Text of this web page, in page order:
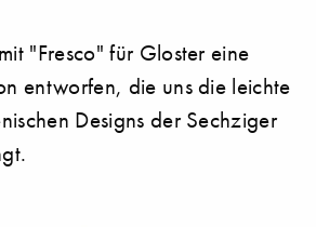
"Fresco" für Gloster eine
entworfen, die uns die leichte
Designs der Sechziger